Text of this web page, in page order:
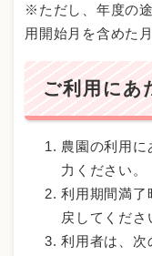
※ただし、年度の
用開始月を含めた
ご利用にあ
農園の利用に
力ください。
利用期間満了
戻してくださ
利用者は、次